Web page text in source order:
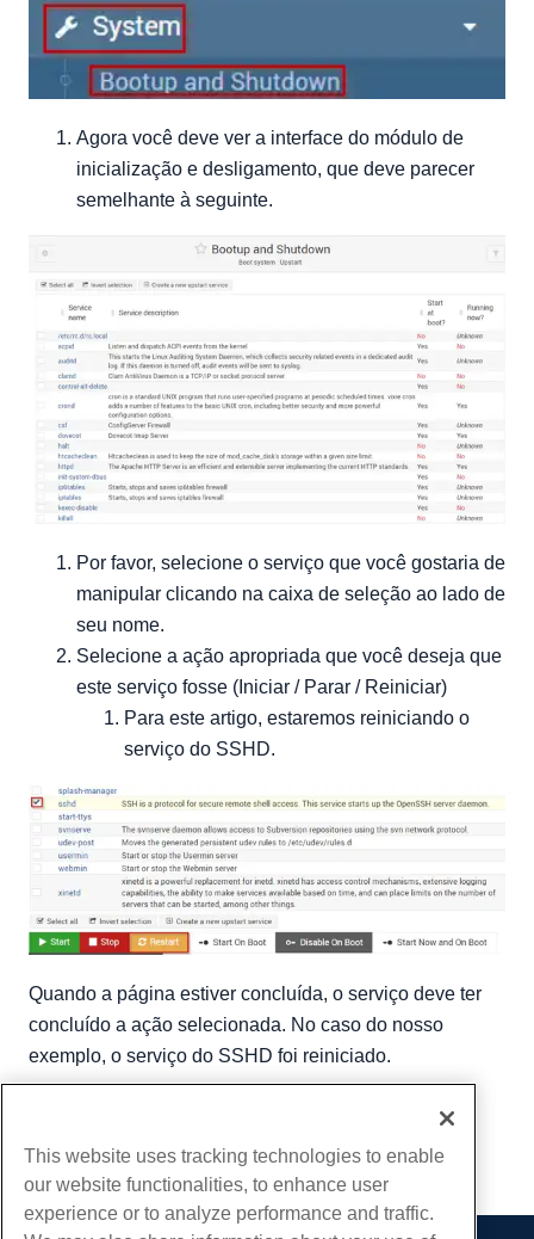
Agora você deve ver a interface do módulo de
inicialização e desligamento, que deve parecer
semelhante à seguinte.
Por favor, selecione o serviço que você gostaria de
manipular clicando na caixa de seleção ao lado de
seu nome.
Selecione a ação apropriada que você deseja que
este serviço fosse (Iniciar / Parar / Reiniciar)
Para este artigo, estaremos reiniciando o
serviço do SSHD.
Quando a página estiver concluída, o serviço deve ter
concluído a ação selecionada. No caso do nosso
exemplo, o serviço do SSHD foi reiniciado.
cópia de URL
This website uses tracking technologies to enable
our website functionalities, to enhance user
experience or to analyze performance and traffic.